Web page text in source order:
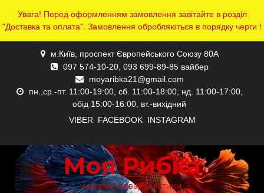
Увага! Перед оформленням замовлення завітайте в розділ
"Доставка та оплата". Замовлення обробляються в порядку черги !
м.Київ, проспект Європейського Союзу 80А
097 574-10-20, 093 699-89-85 вайбер
moyaribka21@gmail.com
пн.,ср.-пт. 11:00-19:00, сб. 11:00-18:00, нд. 11:00-17:00,
обід 15:00-16:00, вт.-вихідний
VIBER
FACEBOOK INSTAGRAM
ТА
ОПЛАТА
АКАУНТ
ЗАМОВЛЕННЯ
ЗАМОВЛЕННЯ
ТОВАРУ
НАС
СТОРІНКА
НАС
Моя Рибка
магазин акваріумістики